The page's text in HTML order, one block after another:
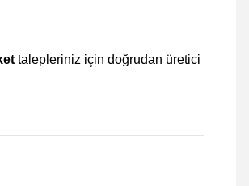
talepleriniz için doğrudan üretici